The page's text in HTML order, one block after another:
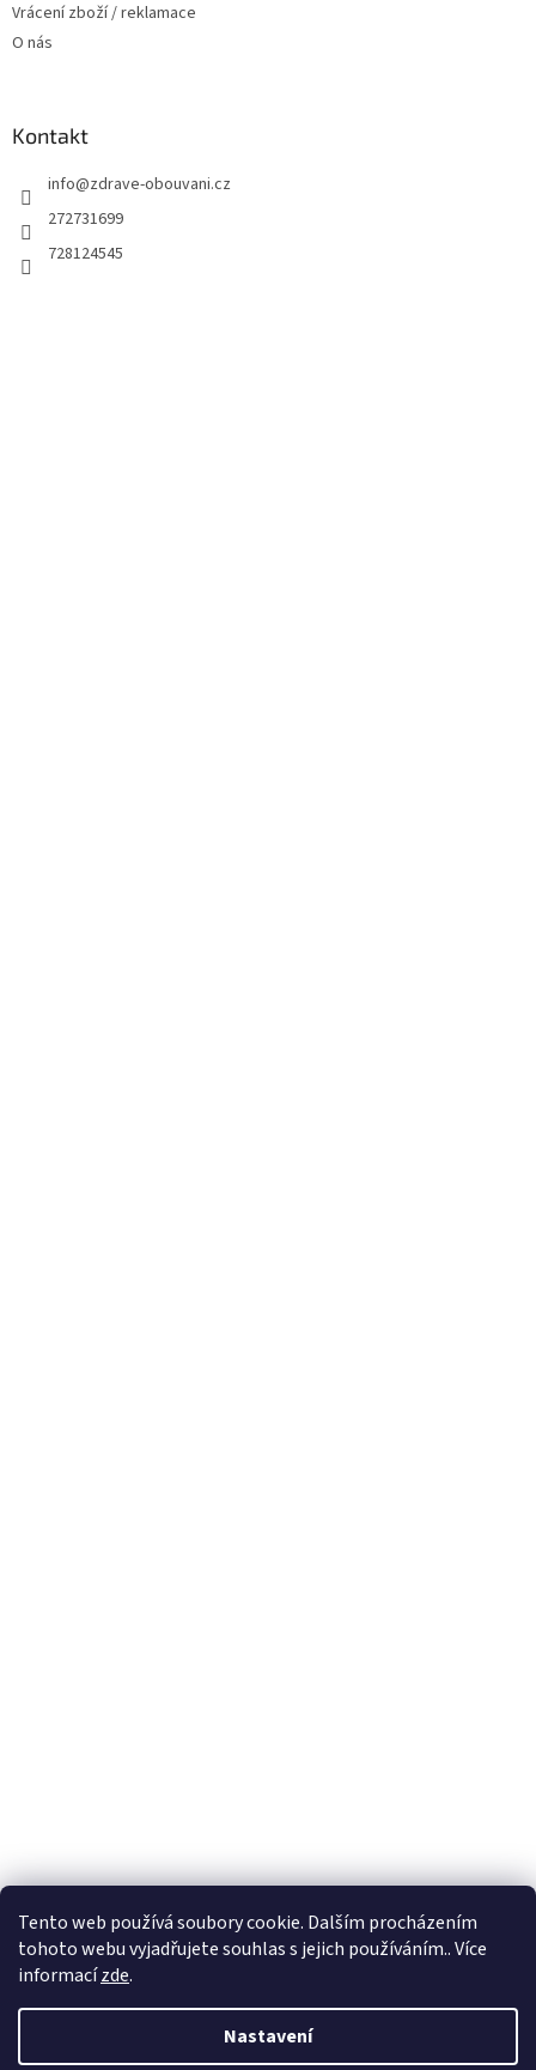
Tento web používá soubory cookie. Dalším procházením
tohoto webu vyjadřujete souhlas s jejich používáním.. Více
informacízde.
Nastavení
Vrácení zboží / reklamace
O nás
Kontakt
info@zdrave-obouvani.cz
272731699
728124545
Vytvořil Shoptet